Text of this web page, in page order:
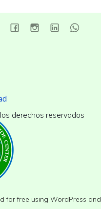
derechos reservados
for free using WordPress and